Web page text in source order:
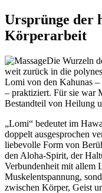
Ursprünge der
Körperarbeit
Die Wurzeln
weit zurück in die
Lomi von den Kahunas
– praktiziert. Für sie war
Bestandteil von Heilung
„Lomi“ bedeutet im
doppelt ausgesprochen
liebevolle Form von
den Aloha-Spirit, der
Verbundenheit mit allem
Muskelentspannung,
zwischen Körper, Geist